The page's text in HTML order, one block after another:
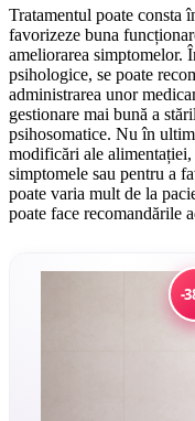
Tratamentul poate consta
favorizeze buna
ameliorarea simptomelor.
psihologice, se poate
administrarea unor
gestionare mai bună a
psihosomatice. Nu în
modificări ale
simptomele sau pentru a
poate varia mult de la
poate face recomandările
-